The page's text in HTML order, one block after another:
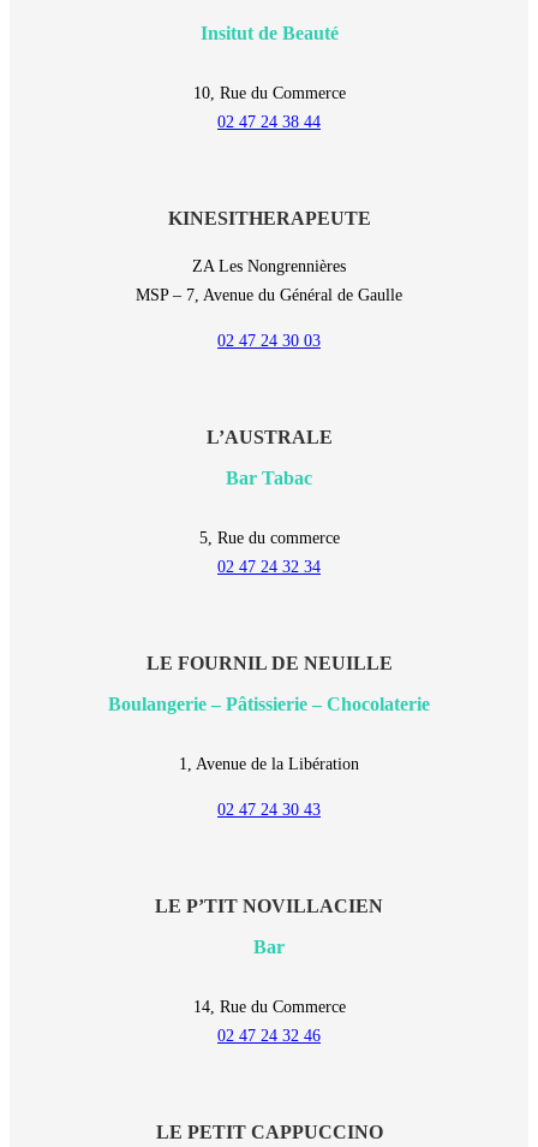
Insitut de Beauté
10, Rue du Commerce
02 47 24 38 44
KINESITHERAPEUTE
ZA Les Nongrennières
MSP – 7, Avenue du Général de Gaulle
02 47 24 30 03
L’AUSTRALE
Bar Tabac
5, Rue du commerce
02 47 24 32 34
LE FOURNIL DE NEUILLE
Boulangerie – Pâtissierie – Chocolaterie
1, Avenue de la Libération
02 47 24 30 43
LE P’TIT NOVILLACIEN
Bar
14, Rue du Commerce
02 47 24 32 46
LE PETIT CAPPUCCINO